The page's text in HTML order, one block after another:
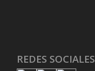
REDES SOCIALES